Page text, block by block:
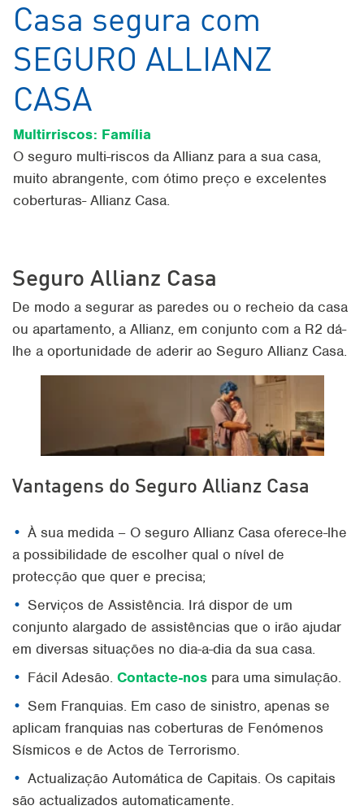
Casa segura com
SEGURO ALLIANZ
CASA
Multirriscos: Família
O seguro multi-riscos da Allianz para a sua casa,
muito abrangente, com ótimo preço e excelentes
coberturas- Allianz Casa.
Seguro Allianz Casa
De modo a segurar as paredes ou o recheio da casa
ou apartamento, a Allianz, em conjunto com a R2 dá-
lhe a oportunidade de aderir ao Seguro Allianz Casa.
Vantagens do Seguro Allianz Casa
À sua medida – O seguro Allianz Casa oferece-lhe
a possibilidade de escolher qual o nível de
protecção que quer e precisa;
Serviços de Assistência. Irá dispor de um
conjunto alargado de assistências que o irão ajudar
em diversas situações no dia-a-dia da sua casa.
Fácil Adesão. Contacte-nos para uma simulação.
Sem Franquias. Em caso de sinistro, apenas se
aplicam franquias nas coberturas de Fenómenos
Sísmicos e de Actos de Terrorismo.
Actualização Automática de Capitais. Os capitais
são actualizados automaticamente.